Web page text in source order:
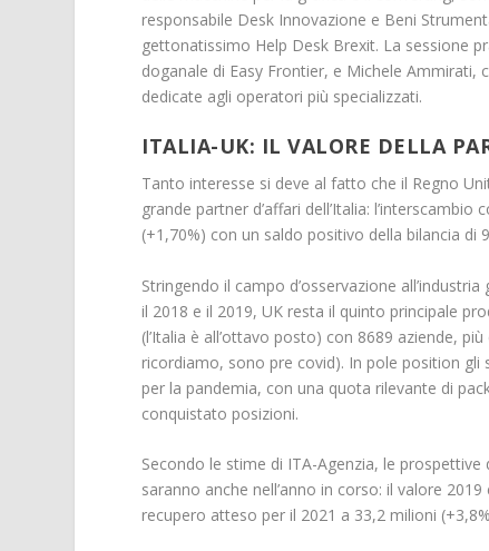
responsabile Desk Innovazione e Beni
gettonatissimo Help Desk Brexit. La sessione
doganale di Easy Frontier, e Michele
dedicate agli operatori più specializzati.
ITALIA-UK: IL VALORE DELLA
Tanto interesse si deve al fatto che il Regno
grande partner d’affari dell’Italia:
(+1,70%) con un saldo positivo della bilancia di
Stringendo il campo d’osservazione
il 2018 e il 2019, UK resta il quinto principale
(l’Italia è all’ottavo posto) con 8689 aziende,
ricordiamo, sono pre covid). In pole position
per la pandemia, con una quota rilevante di
conquistato posizioni.
Secondo le stime di ITA-Agenzia, le
saranno anche nell’anno in corso: il valore
recupero atteso per il 2021 a 33,2 milioni